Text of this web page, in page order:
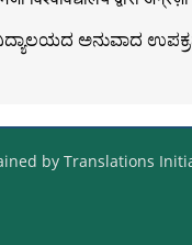
ಅನುವಾದ
by Translations